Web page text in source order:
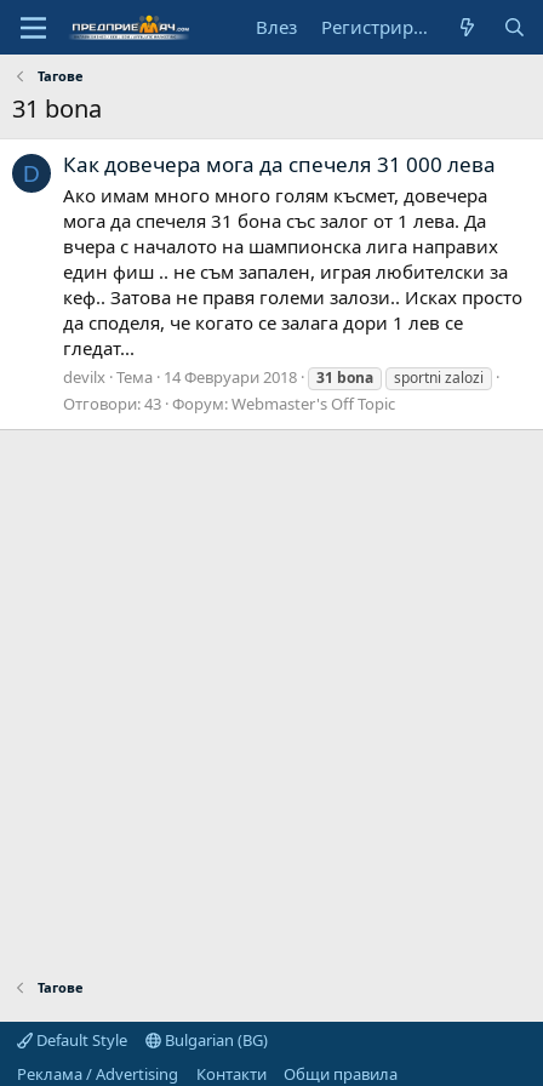
Влез Регистрирай се
Тагове
31 bona
D Как довечера мога да спечеля 31 000 лева
Ако имам много много голям късмет, довечера
мога да спечеля 31 бона със залог от 1 лева. Да
вчера с началото на шампионска лига направих
един фиш .. не съм запален, играя любителски за
кеф.. Затова не правя големи залози.. Исках просто
да споделя, че когато се залага дори 1 лев се
гледат...
devilx Тема 14 Февруари 2018 31 bona sportni zalozi
Отговори: 43 Форум:Webmaster's Off Topic
Тагове
Default Style
Bulgarian (BG)
Реклама / Advertising
Контакти
Общи правила